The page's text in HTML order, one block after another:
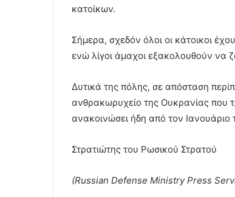
κατοίκων.
Σήμερα, σχεδόν όλοι οι κάτοικοι
ενώ λίγοι άμαχοι εξακολουθούν να
Δυτικά της πόλης, σε απόσταση
ανθρακωρυχείο της Ουκρανίας που
ανακοινώσει ήδη από τον
Στρατιώτης του Ρωσικού Στρατού
(Russian Defense Ministry Press